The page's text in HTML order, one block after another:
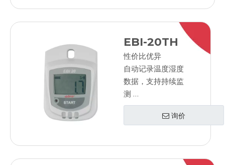
防水的
LED报警
可更换电池
EBI-20TH
性价比优异
自动记录温度湿度
数据，支持持续监
测
无需网络连接
使用 PC 进行编程
LED报警
显示最小/最大值
询价